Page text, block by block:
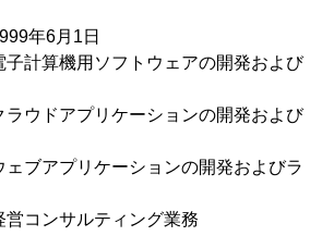
年6月1日
子計算機用ソフトウェアの開発および
リケーションの開発および
ケーションの開発およびラ
ルティング業務